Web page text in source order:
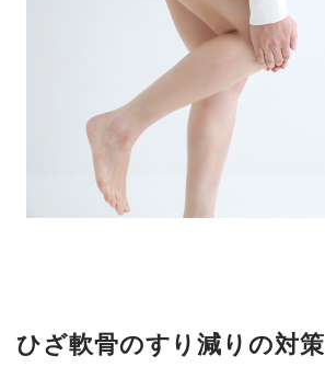
ひざ軟骨のすり減りの対策